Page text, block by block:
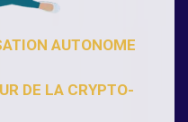
AUTONOME
DE LA CRYPTO-